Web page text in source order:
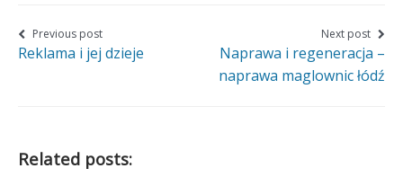
on
Facebook
on
Twitter
on
Google+
Nawigacja
wpisu
Previous post
Reklama i jej dzieje
Next post
Naprawa i regeneracja –
naprawa maglownic łódź
Related posts: